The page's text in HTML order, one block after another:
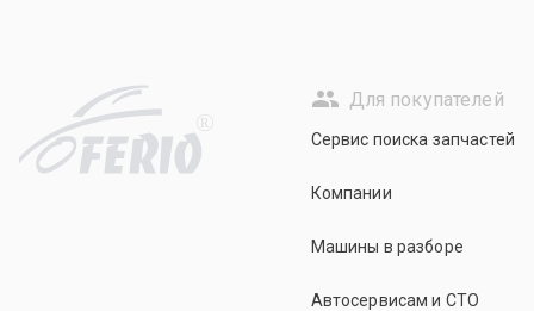
R
Для покупателей
Сервис поиска запчастей
Компании
Машины в разборе
Автосервисам и СТО